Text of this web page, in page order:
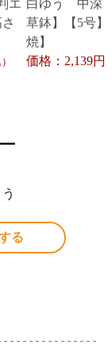
エ 白ゆう 中深
草鉢】【5号】
焼】
価格：2,139円
る